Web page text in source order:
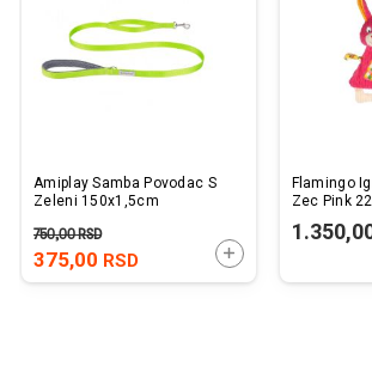
Amiplay Samba Povodac S
Zeleni 150x1,5cm
375,00 RSD
750,00RSD
DODAJTE U KORPU
Flamingo
Zec Pink